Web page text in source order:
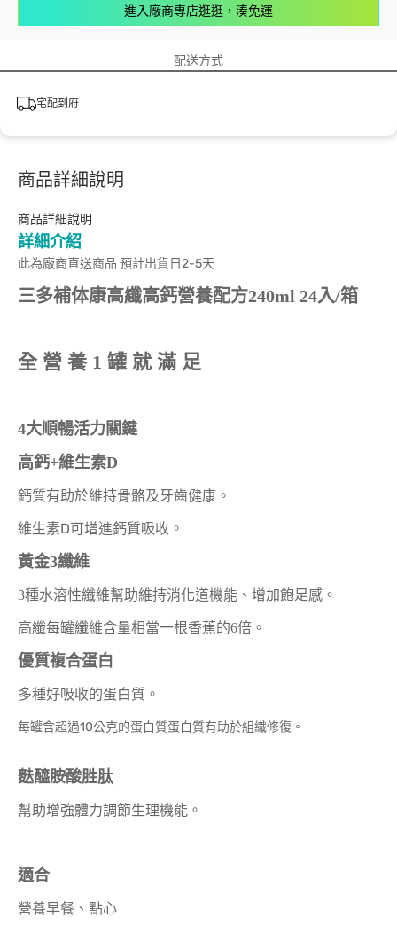
進入廠商專店逛逛，湊免運
配送方式
宅配到府
商品詳細說明
商品詳細說明
詳細介紹
此為廠商直送商品 預計出貨日2-5天
三多補体康高纖高鈣營養配方240ml 24入/箱
全 營 養 1 罐 就 滿 足
4大順暢活力關鍵
高鈣+維生素D
鈣質有助於維持骨骼及牙齒健康。
維生素D可增進鈣質吸收。
黃金3纖維
3種水溶性纖維幫助維持消化道機能、增加飽足感。
高纖每罐纖維含量相當一根香蕉的6倍。
優質複合蛋白
多種好吸收的蛋白質。
每罐含超過10公克的蛋白質蛋白質有助於組織修復。
麩醯胺酸胜肽
幫助增強體力調節生理機能。
適合
營養早餐、點心